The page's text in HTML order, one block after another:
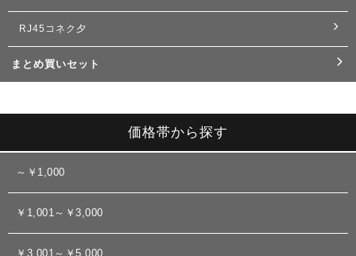
RJ45コネク夕
まとめ買いセット
価格帯から探す
～￥1,000
￥1,001～￥3,000
￥3,001～￥5,000